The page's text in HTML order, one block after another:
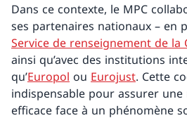
Dans ce contexte, le MPC
ses partenaires nationaux – en
Service de renseignement de la
ainsi qu’avec des institutions
qu’Europol ou Eurojust. Cette
indispensable pour assurer une
efficace face à un phénomène